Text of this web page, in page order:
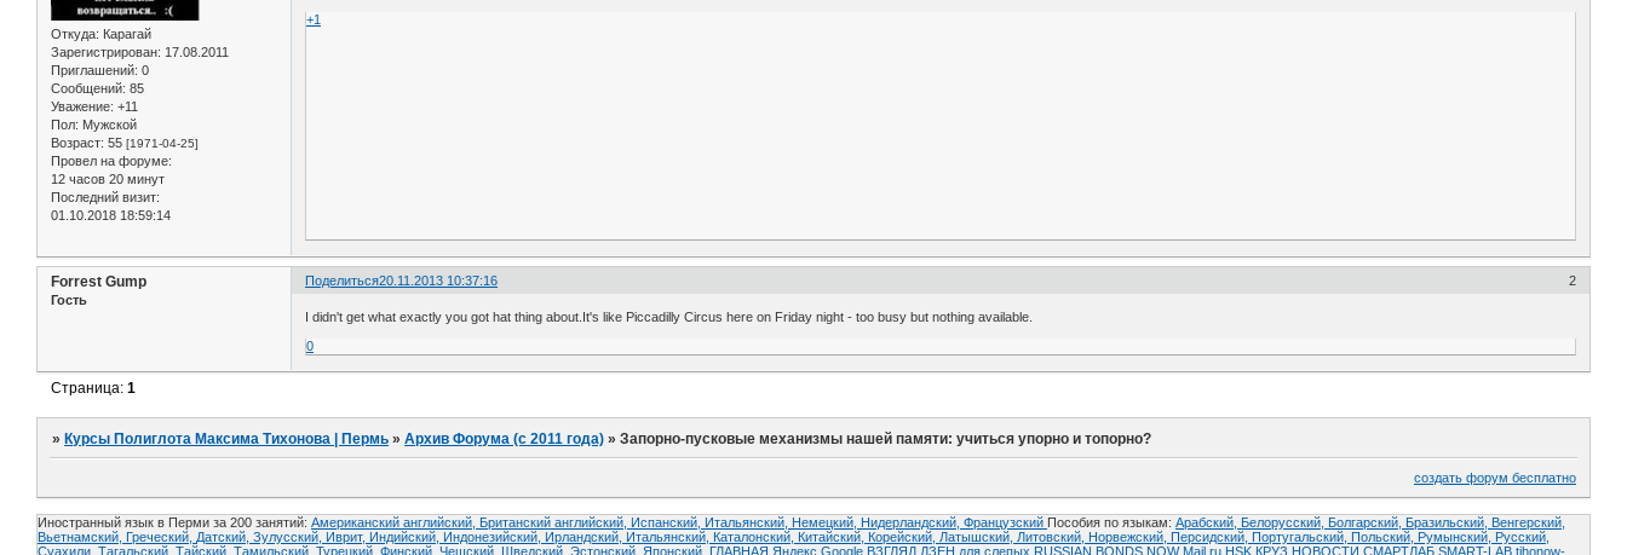
Откуда: Карагай
Зарегистрирован: 17.08.2011
Приглашений: 0
Сообщений: 85
Уважение: +11
Пол: Мужской
Возраст: 55 [1971-04-25]
Провел на форуме:
12 часов 20 минут
Последний визит:
01.10.2018 18:59:14
+1
Поделиться 2
20.11.2013 10:37:16
Forrest Gump
Гость
I didn't get what exactly you got hat thing about.It's like Piccadilly Circus here on Friday night - too busy but nothing available.
0
Страница:1
» Курсы Полиглота Максима Тихонова | Пермь »Архив Форума (с 2011 года) »Запорно-пусковые механизмы нашей памяти: учиться упорно и топорно?
создать форум бесплатно
Иностранный язык в Перми за 200 занятий: Американский английский, Британский английский, Испанский, Итальянский, Немецкий, Нидерландский, Французский Пособия по языкам: Арабский, Белорусский, Болгарский, Бразильский, Венгерский,
Вьетнамский, Греческий, Датский, Зулусский, Иврит, Индийский, Индонезийский, Ирландский, Итальянский, Каталонский, Китайский, Корейский, Латышский, Литовский, Норвежский, Персидский, Португальский, Польский, Румынский, Русский,
Суахили, Тагальский, Тайский, Тамильский, Турецкий, Финский, Чешский, Шведский, Эстонский, Японский. ГЛАВНАЯ Яндекс Google ВЗГЛЯД ДЗЕН для слепых RUSSIAN BONDS NOW Mail.ru HSK КРУЗ НОВОСТИ СМАРТЛАБ SMART-LAB tihonow-